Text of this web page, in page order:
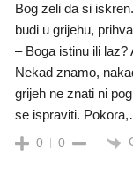
Bog zeli da si
budi u grijehu,
– Boga istinu ili laz?
Nekad znamo,
grijeh ne znati ni
se ispraviti. Pokora,
0 0